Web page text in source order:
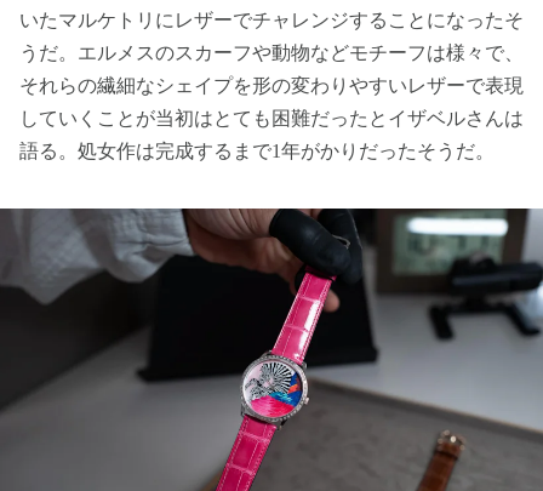
いたマルケトリにレザーでチャレンジすることになったそ
うだ。エルメスのスカーフや動物などモチーフは様々で、
それらの繊細なシェイプを形の変わりやすいレザーで表現
していくことが当初はとても困難だったとイザベルさんは
語る。処女作は完成するまで1年がかりだったそうだ。